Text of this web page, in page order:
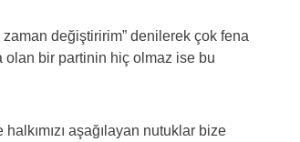
zaman değiştiririm” denilerek çok fena
olan bir partinin hiç olmaz ise bu
aşağılayan nutuklar bize